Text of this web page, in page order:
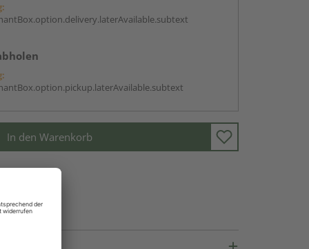
In den Warenkorb